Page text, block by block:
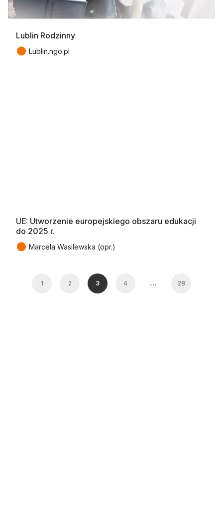
Lublin Rodzinny
● Lublin.ngo.pl
UE: Utworzenie europejskiego obszaru edukacji
do 2025 r.
● Marcela Wasilewska (opr.)
1 2 3 4 … 28